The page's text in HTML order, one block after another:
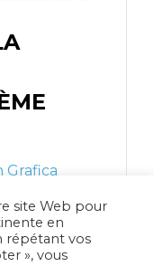
Grafica
la
à un
avec La
site Web pour
en
répétant vos
», vous